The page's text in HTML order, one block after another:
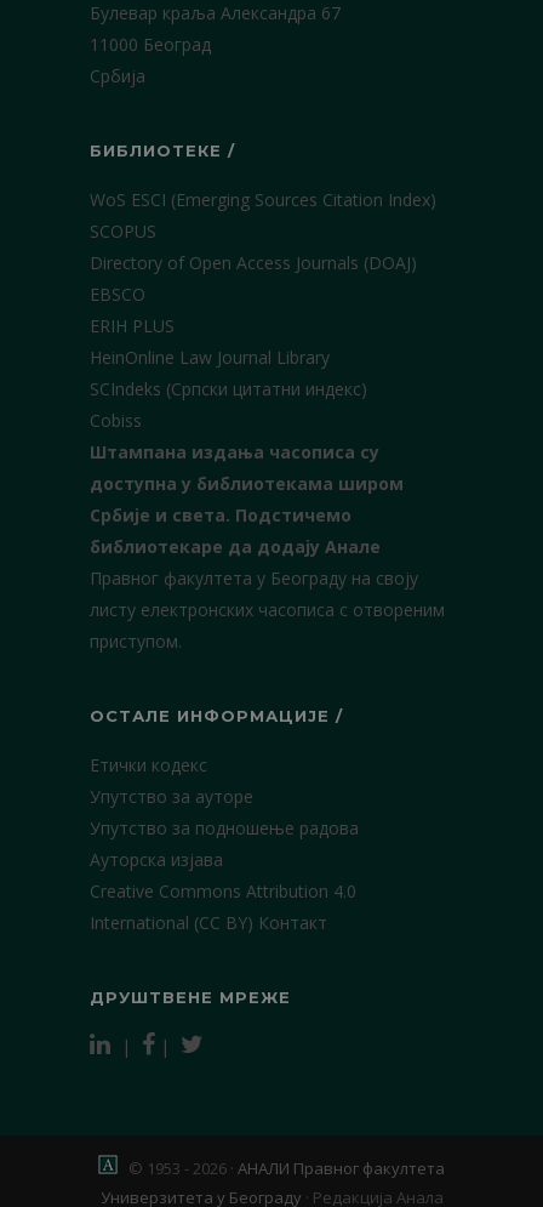
Булевар краља Александра 67
11000 Београд
Србија
БИБЛИОТЕКЕ /
WoS ESCI (Emerging Sources Citation Index)
SCOPUS
Directory of Open Access Journals (DOAJ)
EBSCO
ERIH PLUS
HeinOnline Law Journal Library
SCIndeks (Српски цитатни индекс)
Cobiss
Штампана издања часописа су
доступна у библиотекама широм
Србије и света. Подстичемо
библиотекаре да додају Анале
Правног факултета у Београду на своју
листу електронских часописа с отвореним
приступом.
ОСТАЛЕ ИНФОРМАЦИЈЕ /
Етички кодекс
Упутство за ауторе
Упутство за подношење радова
Ауторска изјава
Creative Commons Attribution 4.0
International (CC BY) Контакт
ДРУШТВЕНЕ МРЕЖЕ
| |
© 1953 - 2026 · АНАЛИ Правног факултета
Универзитета у Београду · Редакција Анала